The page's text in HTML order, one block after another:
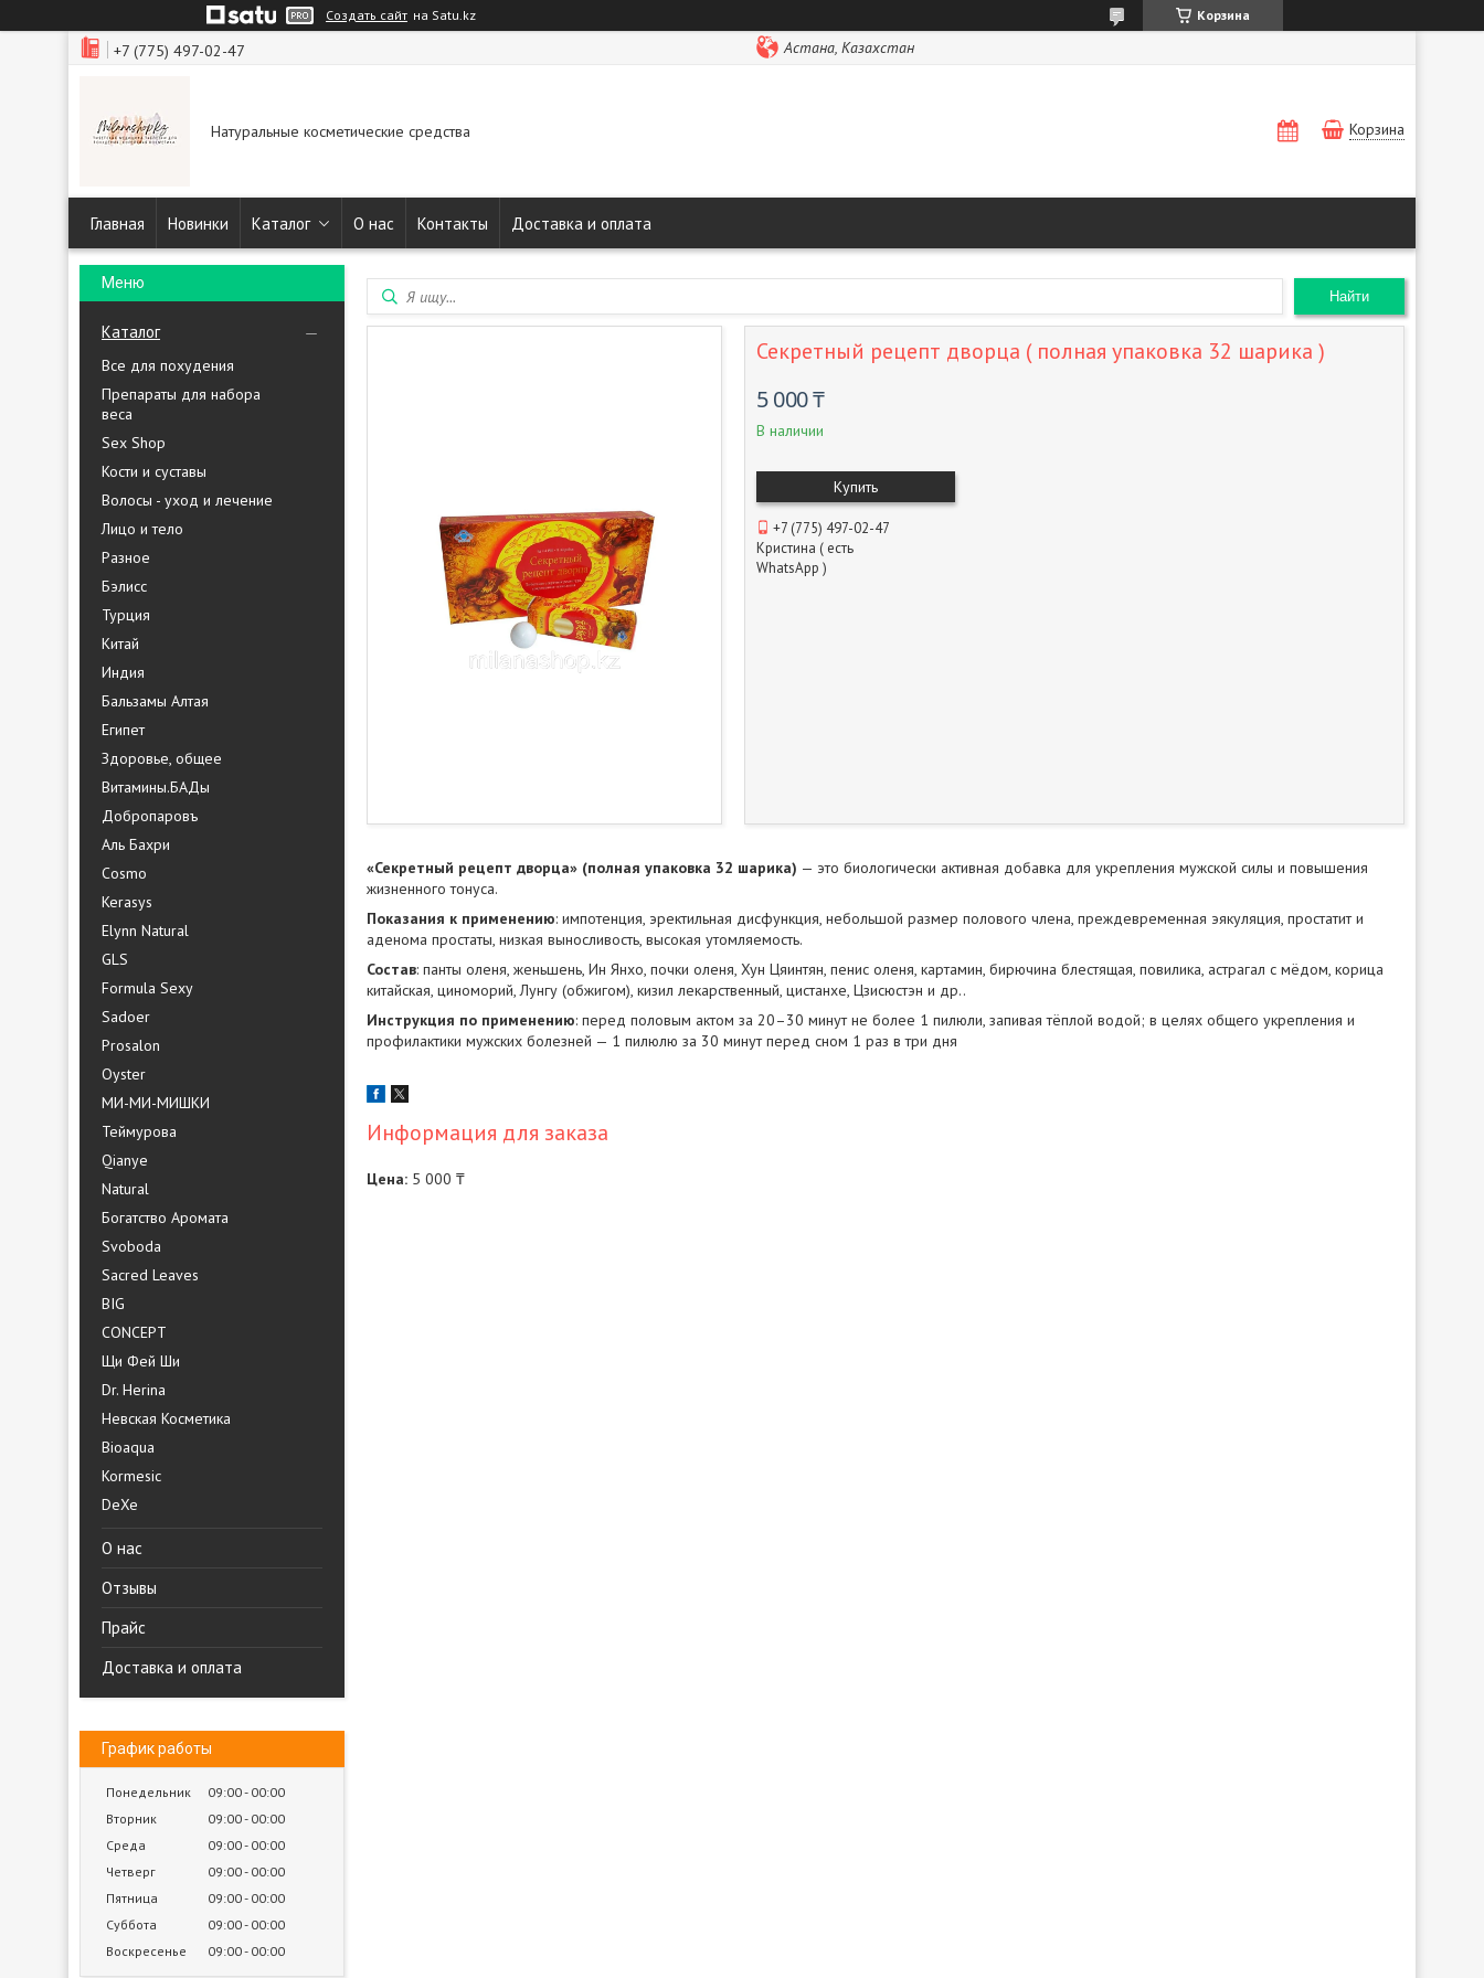
Создать сайт на Satu.kz Корзина
+7 (775) 497-02-47 Астана, Казахстан
Натуральные косметические средства Корзина
Главная Новинки Каталог О нас Контакты Доставка и оплата
Каталог
Все для похудения
Препараты для набора
веса
Sex Shop
Кости и суставы
Волосы - уход и лечение
Лицо и тело
Разное
Бэлисс
Турция
Китай
Индия
Бальзамы Алтая
Египет
Здоровье, общее
Витамины.БАДы
Добропаровъ
Аль Бахри
Cosmo
Kerasys
Elynn Natural
GLS
Formula Sexy
Sadoer
Prosalon
Oyster
МИ-МИ-МИШКИ
Теймурова
Qianye
Natural
Богатство Аромата
Svoboda
Sacred Leaves
BIG
CONCEPT
Щи Фей Ши
Dr. Herina
Невская Косметика
Bioaqua
Kormesic
DeXe
О нас
Отзывы
Прайс
Доставка и оплата
График работы
Понедельник 09:00 00:00
Вторник
09:00 00:00
Среда
09:00 00:00
Четверг
09:00 00:00
Пятница
09:00 00:00
Суббота
09:00 00:00
Воскресенье
09:00 00:00
Найти
Секретный рецепт дворца ( полная упаковка 32 шарика )
5 000 ₸
В наличии
Купить
+7 (775) 497-02-47
Кристина ( есть
WhatsApp )
«Секретный рецепт дворца» (полная упаковка 32 шарика) — это биологически активная добавка для укрепления мужской силы и повышения
жизненного тонуса.
Показания к применению: импотенция, эректильная дисфункция, небольшой размер полового члена, преждевременная эякуляция, простатит и
аденома простаты, низкая выносливость, высокая утомляемость.
Состав: панты оленя, женьшень, Ин Янхо, почки оленя, Хун Цяинтян, пенис оленя, картамин, бирючина блестящая, повилика, астрагал с мёдом, корица
китайская, циноморий, Лунгу (обжигом), кизил лекарственный, цистанхе, Цзисюстэн и др..
Инструкция по применению: перед половым актом за 20–30 минут не более 1 пилюли, запивая тёплой водой; в целях общего укрепления и
профилактики мужских болезней — 1 пилюлю за 30 минут перед сном 1 раз в три дня
Информация для заказа
Цена: 5 000 ₸